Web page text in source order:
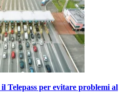
Telepass per evitare problemi al